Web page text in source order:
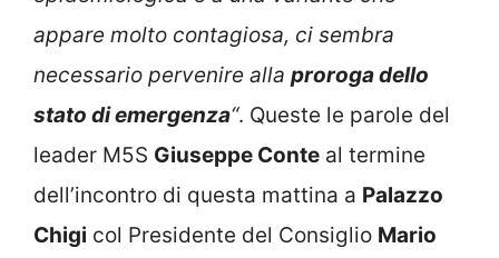
appare molto contagiosa, ci sembra
necessario pervenire alla proroga dello
stato di emergenza“. Queste le parole del
leader M5S Giuseppe Conte al termine
dell’incontro di questa mattina a Palazzo
Chigi col Presidente del Consiglio Mario